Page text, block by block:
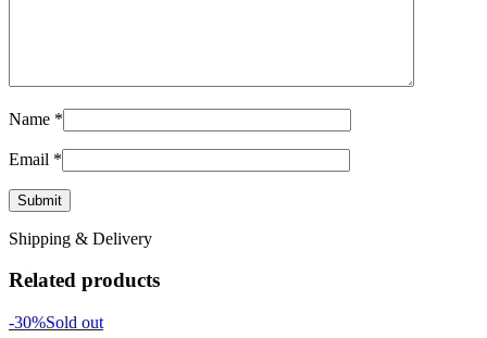
Name *
Email *
Shipping & Delivery
Related products
-30%Sold out